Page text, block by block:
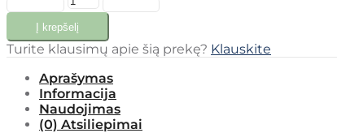
Turite klausimų apie šią prekę? Klauskite
Aprašymas
Informacija
Naudojimas
(0) Atsiliepimai